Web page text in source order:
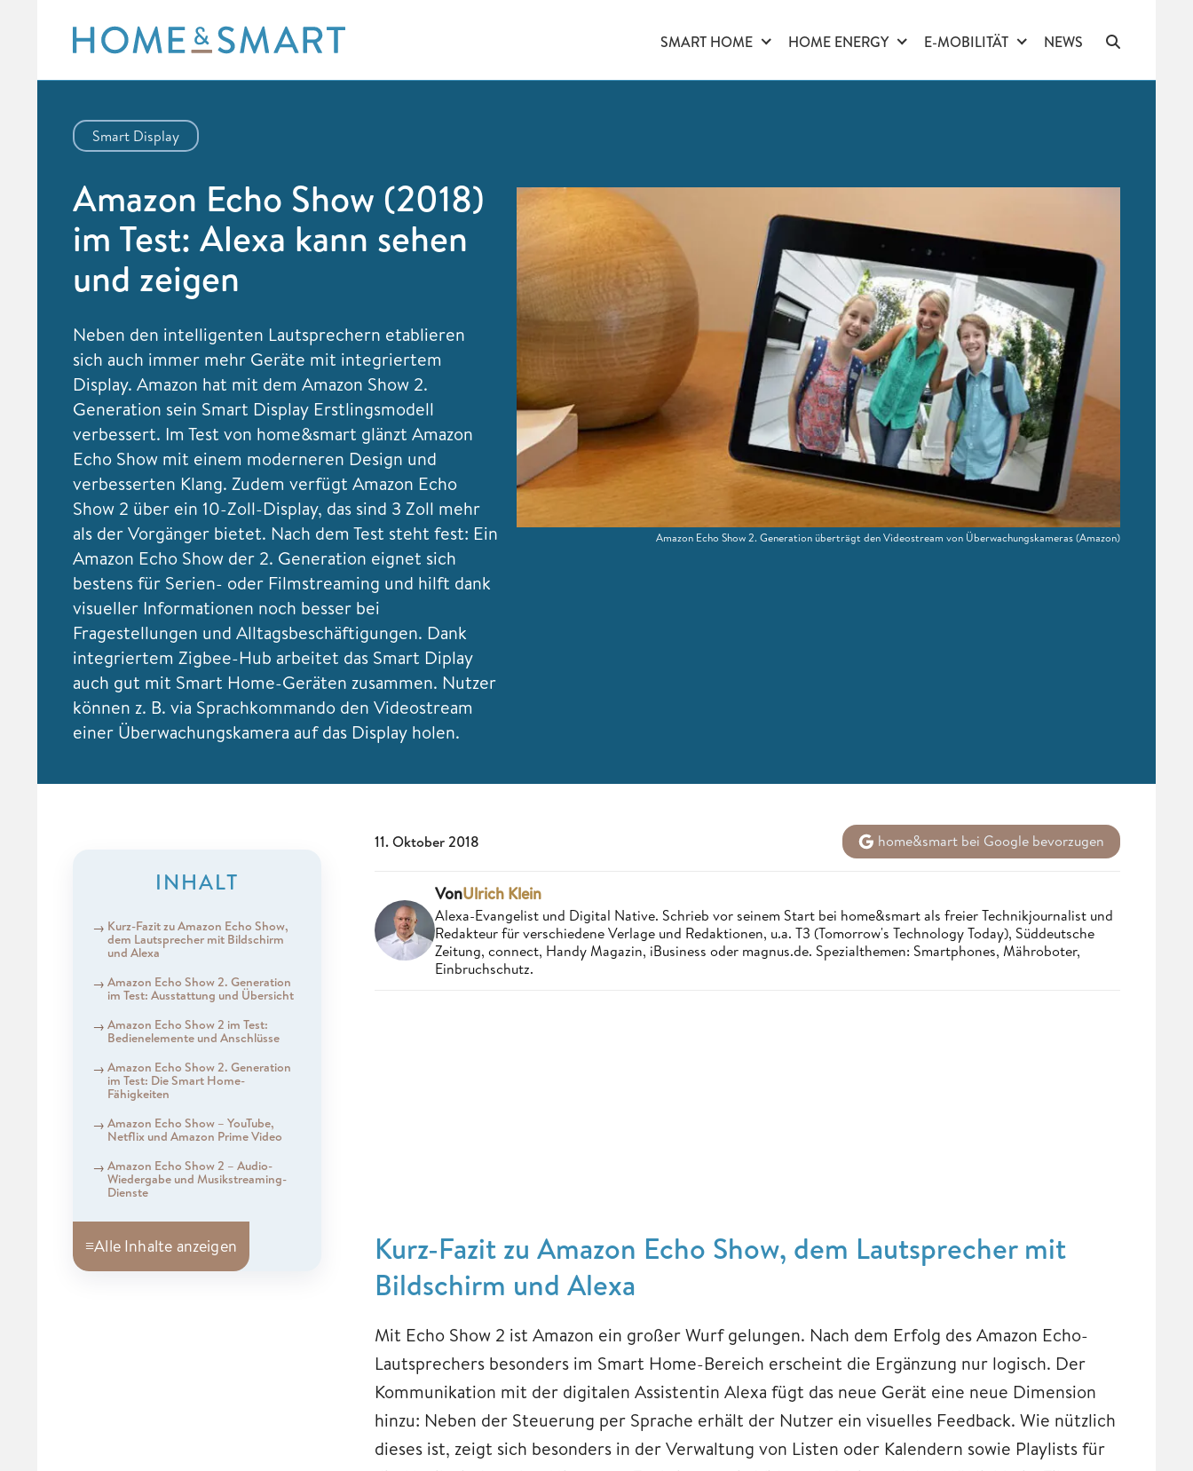
content
SMART HOME HOME ENERGY E-MOBILITÄT NEWS
Smart Display
Amazon Echo Show (2018)
im Test: Alexa kann sehen
und zeigen
Neben den intelligenten Lautsprechern etablieren
sich auch immer mehr Geräte mit integriertem
Display. Amazon hat mit dem Amazon Show 2.
Generation sein Smart Display Erstlingsmodell
verbessert. Im Test von home&smart glänzt Amazon
Echo Show mit einem moderneren Design und
verbesserten Klang. Zudem verfügt Amazon Echo
Show 2 über ein 10-Zoll-Display, das sind 3 Zoll mehr
als der Vorgänger bietet. Nach dem Test steht fest: Ein
Amazon Echo Show der 2. Generation eignet sich
bestens für Serien- oder Filmstreaming und hilft dank
visueller Informationen noch besser bei
Fragestellungen und Alltagsbeschäftigungen. Dank
integriertem Zigbee-Hub arbeitet das Smart Diplay
auch gut mit Smart Home-Geräten zusammen. Nutzer
können z. B. via Sprachkommando den Videostream
einer Überwachungskamera auf das Display holen.
Amazon Echo Show 2. Generation überträgt den Videostream von Überwachungskameras(Amazon)
INHALT
Kurz-Fazit zu Amazon Echo Show,
dem Lautsprecher mit Bildschirm
und Alexa
Amazon Echo Show 2. Generation
im Test: Ausstattung und Übersicht
Amazon Echo Show 2 im Test:
Bedienelemente und Anschlüsse
Amazon Echo Show 2. Generation
im Test: Die Smart Home-
Fähigkeiten
Amazon Echo Show – YouTube,
Netflix und Amazon Prime Video
Amazon Echo Show 2 – Audio-
Wiedergabe und Musikstreaming-
Dienste
≡Alle Inhalte anzeigen
11. Oktober 2018 home&smart bei Google bevorzugen
VonUlrich Klein
Alexa-Evangelist und Digital Native. Schrieb vor seinem Start bei home&smart als freier Technikjournalist und
Redakteur für verschiedene Verlage und Redaktionen, u.a. T3 (Tomorrow's Technology Today), Süddeutsche
Zeitung, connect, Handy Magazin, iBusiness oder magnus.de. Spezialthemen: Smartphones, Mähroboter,
Einbruchschutz.
Kurz-Fazit zu Amazon Echo Show, dem Lautsprecher mit
Bildschirm und Alexa
Mit Echo Show 2 ist Amazon ein großer Wurf gelungen. Nach dem Erfolg des Amazon Echo-
Lautsprechers besonders im Smart Home-Bereich erscheint die Ergänzung nur logisch. Der
Kommunikation mit der digitalen Assistentin Alexa fügt das neue Gerät eine neue Dimension
hinzu: Neben der Steuerung per Sprache erhält der Nutzer ein visuelles Feedback. Wie nützlich
dieses ist, zeigt sich besonders in der Verwaltung von Listen oder Kalendern sowie Playlists für